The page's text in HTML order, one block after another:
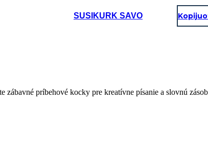
SUSIKURK SAVO
príbehové kocky pre kreatívne písanie a slovnú